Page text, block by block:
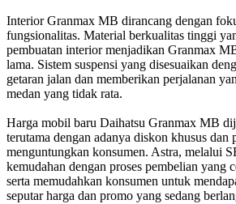
Interior Granmax MB dirancang dengan
fungsionalitas. Material berkualitas tinggi
pembuatan interior menjadikan Granmax
lama. Sistem suspensi yang disesuaikan
getaran jalan dan memberikan perjalanan
medan yang tidak rata.
Harga mobil baru Daihatsu Granmax MB
terutama dengan adanya diskon khusus dan
menguntungkan konsumen. Astra, melalui
kemudahan dengan proses pembelian yang
serta memudahkan konsumen untuk
seputar harga dan promo yang sedang